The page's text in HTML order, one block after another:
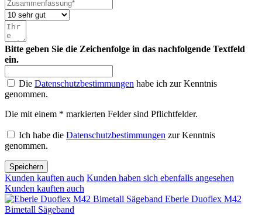
Bitte geben Sie die Zeichenfolge in das nachfolgende Textfeld
ein.
Die Datenschutzbestimmungen habe ich zur Kenntnis
genommen.
Die mit einem * markierten Felder sind Pflichtfelder.
Ich habe die Datenschutzbestimmungen zur Kenntnis
genommen.
Speichern
Kunden kauften auch Kunden haben sich ebenfalls angesehen
Kunden kauften auch
Eberle Duoflex M42
Bimetall Sägeband